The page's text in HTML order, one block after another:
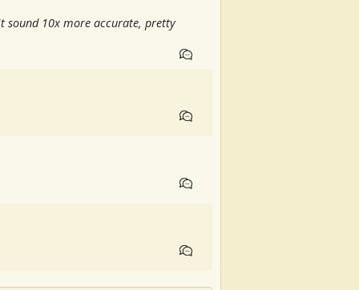
sound 10x more accurate, pretty